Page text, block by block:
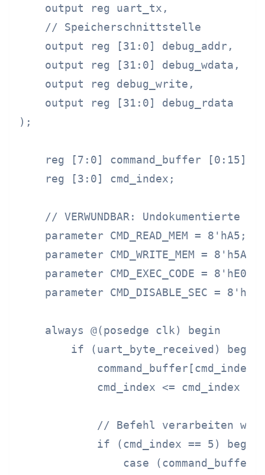
    output reg uart_tx,
    // Speicherschnittstelle
    output reg [31:0] debug_addr,
    output reg [31:0] debug_wdata,
    output reg debug_write,
    output reg [31:0] debug_rdata
);
    reg [7:0] command_buffer [0:15];
    reg [3:0] cmd_index;
// VERWUNDBAR: Undokumentierte
    parameter CMD_READ_MEM = 8'hA5;
    parameter CMD_WRITE_MEM = 8'h5A;
parameter CMD_EXEC_CODE = 8'hE0;
parameter CMD_DISABLE_SEC =
    always @(posedge clk) begin
        if (uart_byte_received) begin
command_buffer[cmd_index]
cmd_index <= cmd_index +
// Befehl verarbeiten
            if (cmd_index == 5) begin
case